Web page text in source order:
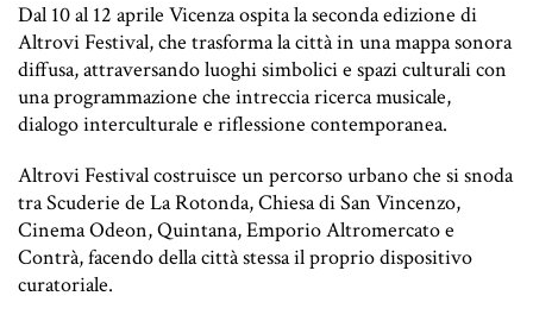
Dal 10 al 12 aprile Vicenza ospita la seconda edizione di
Altrovi Festival, che trasforma la città in una mappa sonora
diffusa, attraversando luoghi simbolici e spazi culturali con
una programmazione che intreccia ricerca musicale,
dialogo interculturale e riflessione contemporanea.
Altrovi Festival costruisce un percorso urbano che si snoda
tra Scuderie de La Rotonda, Chiesa di San Vincenzo,
Cinema Odeon, Quintana, Emporio Altromercato e
Contrà, facendo della città stessa il proprio dispositivo
curatoriale.